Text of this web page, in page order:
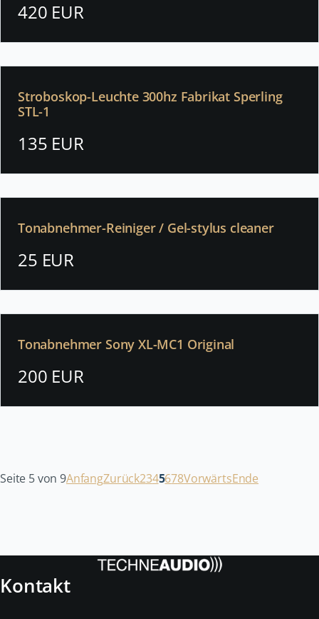
420 EUR
Stroboskop-Leuchte 300hz Fabrikat Sperling
STL-1
135 EUR
Tonabnehmer-Reiniger / Gel-stylus cleaner
25 EUR
Tonabnehmer Sony XL-MC1 Original
200 EUR
Seite 5 von 9AnfangZurück2345678VorwärtsEnde
Kontakt